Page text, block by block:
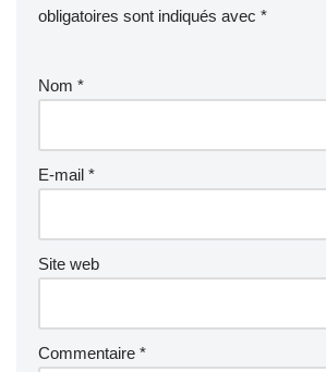
obligatoires sont indiqués avec *
Nom *
E-mail *
Site web
Commentaire *